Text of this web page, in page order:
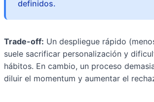
definidos.
Trade-off: Un despliegue rápido
suele sacrificar personalización y
hábitos. En cambio, un proceso
diluir el momentum y aumentar el